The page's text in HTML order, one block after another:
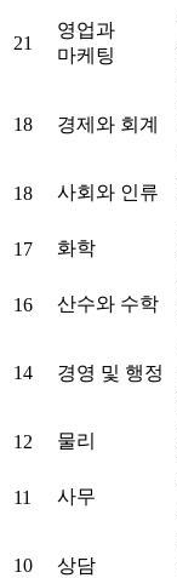
21
영업과
마케팅
18 경제와 회계
18 사회와 인류
17 화학
16 산수와 수학
14 경영 및 행정
12 물리
11 사무
10 상담